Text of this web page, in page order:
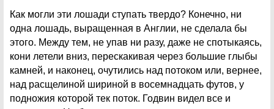
Как могли эти лошади ступать твердо? Конечно, ни
одна лошадь, выращенная в Англии, не сделала бы
этого. Между тем, не упав ни разу, даже не спотыкаясь,
кони летели вниз, перескакивая через большие глыбы
камней, и наконец, очутились над потоком или, вернее,
над расщелиной шириной в восемнадцать футов, у
подножия которой тек поток. Годвин видел все и